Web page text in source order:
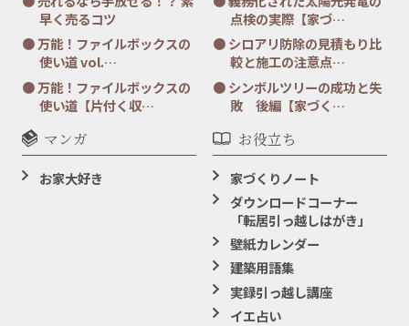
早く売るコツ
万能！ファイルボックスの
使い道 vol.…
万能！ファイルボックスの
使い道【片付く収…
点検の実際【家づ…
シロアリ防除の見積もり比
較と施工の注意点…
シンボルツリーの成功と失
敗 後編【家づく…
マンガ
お家大好き
お役立ち
家づくりノート
ダウンロードコーナー
「転居引っ越しはがき」
壁紙カレンダー
建築用語集
実録引っ越し講座
イエ占い